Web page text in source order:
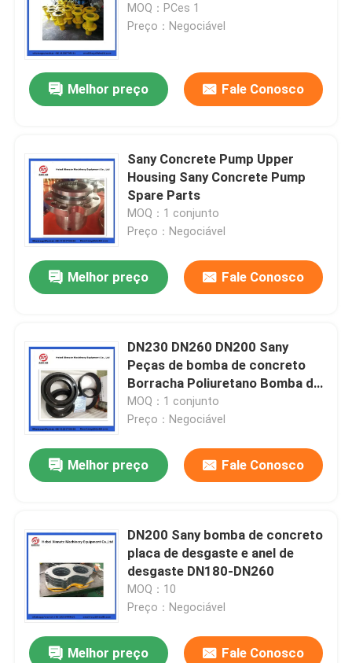
MOQ：PCes 1
Preço：Negociável
Melhor preço Fale Conosco
Sany Concrete Pump Upper
Housing Sany Concrete Pump
Spare Parts
MOQ：1 conjunto
Preço：Negociável
Melhor preço Fale Conosco
DN230 DN260 DN200 Sany
Peças de bomba de concreto
Borracha Poliuretano Bomba de
concreto pistão com anel de
guia
MOQ：1 conjunto
Preço：Negociável
Melhor preço Fale Conosco
DN200 Sany bomba de concreto
placa de desgaste e anel de
desgaste DN180-DN260
MOQ：10
Preço：Negociável
Melhor preço Fale Conosco